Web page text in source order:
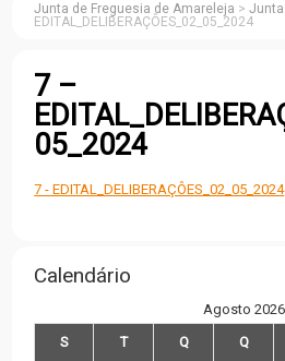
Junta de Freguesia de Amareleja >Junta
EDITAL_DELIBERAÇÔES_02_05_2024
7 –
05_2024
7 - EDITAL_DELIBERAÇÔES_02_05_2024
Calendário
Agosto 2026
S
T Q Q